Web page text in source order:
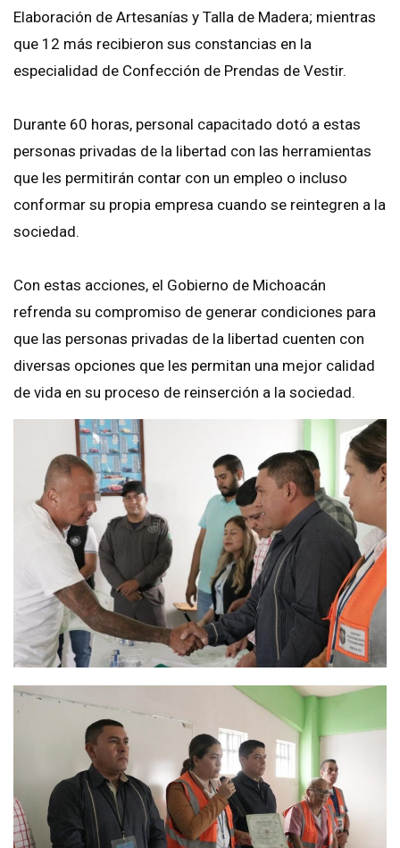
Elaboración de Artesanías y Talla de Madera; mientras
que 12 más recibieron sus constancias en la
especialidad de Confección de Prendas de Vestir.
Durante 60 horas, personal capacitado dotó a estas
personas privadas de la libertad con las herramientas
que les permitirán contar con un empleo o incluso
conformar su propia empresa cuando se reintegren a la
sociedad.
Con estas acciones, el Gobierno de Michoacán
refrenda su compromiso de generar condiciones para
que las personas privadas de la libertad cuenten con
diversas opciones que les permitan una mejor calidad
de vida en su proceso de reinserción a la sociedad.